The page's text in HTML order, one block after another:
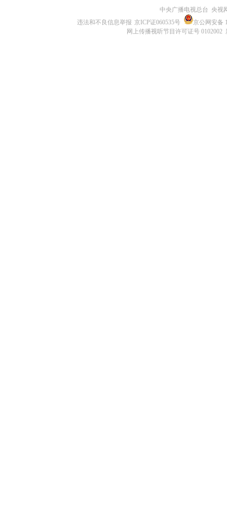
中央广播电视总台 央视
违法和不良信息举报 京ICP证060535号
京公网安备
网上传播视听节目许可证号 0102002